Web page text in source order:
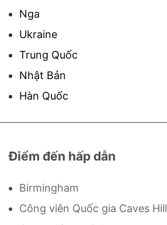
Nga
Ukraine
Trung Quốc
Nhật Bản
Hàn Quốc
Điểm đến hấp dẫn
Birmingham
Công viên Quốc gia Caves Hill